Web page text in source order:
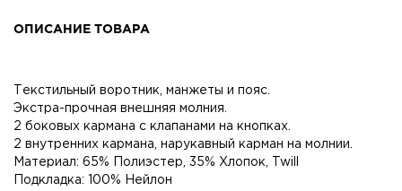
ОПИСАНИЕ ТОВАРА
Текстильный воротник, манжеты и пояс.
Экстра-прочная внешняя молния.
2 боковых кармана с клапанами на кнопках.
2 внутренних кармана, нарукавный карман на молнии.
Материал: 65% Полиэстер, 35% Хлопок, Twill
Подкладка: 100% Нейлон